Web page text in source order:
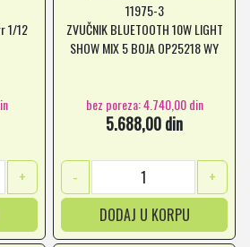
1/12
+
11975-3
ZVUČNIK BLUETOOTH 10W LIGHT
SHOW MIX 5 BOJA OP25218 WY
bez poreza: 4.740,00 din
5.688,00 din
-
+
DODAJ U KORPU